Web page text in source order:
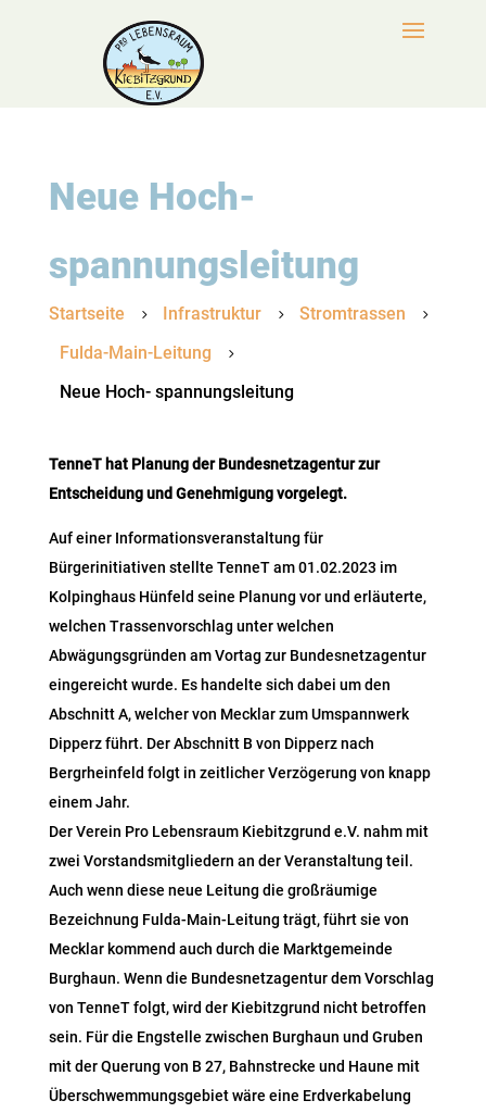
Neue Hoch-
spannungsleitung
Startseite 5 Infrastruktur 5 Stromtrassen 5
Fulda-Main-Leitung 5
Neue Hoch- spannungsleitung
TenneT hat Planung der Bundesnetzagentur zur
Entscheidung und Genehmigung vorgelegt.
Auf einer Informationsveranstaltung für
Bürgerinitiativen stellte TenneT am 01.02.2023 im
Kolpinghaus Hünfeld seine Planung vor und erläuterte,
welchen Trassenvorschlag unter welchen
Abwägungsgründen am Vortag zur Bundesnetzagentur
eingereicht wurde. Es handelte sich dabei um den
Abschnitt A, welcher von Mecklar zum Umspannwerk
Dipperz führt. Der Abschnitt B von Dipperz nach
Bergrheinfeld folgt in zeitlicher Verzögerung von knapp
einem Jahr.
Der Verein Pro Lebensraum Kiebitzgrund e.V. nahm mit
zwei Vorstandsmitgliedern an der Veranstaltung teil.
Auch wenn diese neue Leitung die großräumige
Bezeichnung Fulda-Main-Leitung trägt, führt sie von
Mecklar kommend auch durch die Marktgemeinde
Burghaun. Wenn die Bundesnetzagentur dem Vorschlag
von TenneT folgt, wird der Kiebitzgrund nicht betroffen
sein. Für die Engstelle zwischen Burghaun und Gruben
mit der Querung von B 27, Bahnstrecke und Haune mit
Überschwemmungsgebiet wäre eine Erdverkabelung